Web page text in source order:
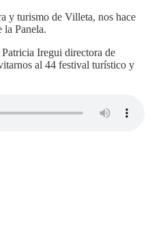
Iregui directora de
al 44 festival turístico y